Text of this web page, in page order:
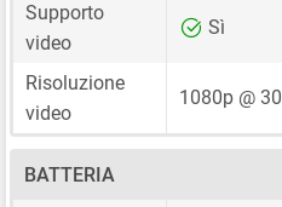
Supporto
video
Sì
Risoluzione
video
1080p @
BATTERIA